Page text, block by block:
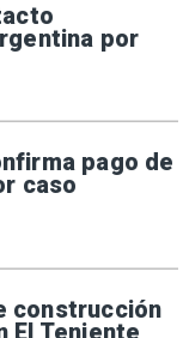
por
pago de
caso
construcción